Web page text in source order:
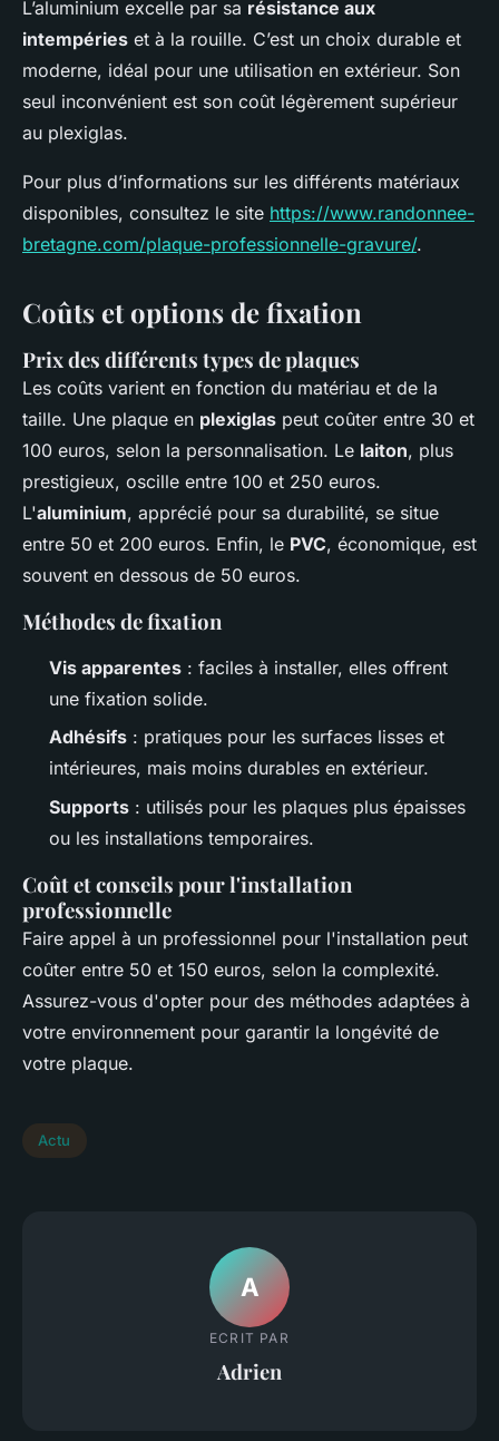
L’aluminium excelle par sa résistance aux
intempéries et à la rouille. C’est un choix durable et
moderne, idéal pour une utilisation en extérieur. Son
seul inconvénient est son coût légèrement supérieur
au plexiglas.
Pour plus d’informations sur les différents matériaux
disponibles, consultez le site https://www.randonnee-
bretagne.com/plaque-professionnelle-gravure/.
Coûts et options de fixation
Prix des différents types de plaques
Les coûts varient en fonction du matériau et de la
taille. Une plaque en plexiglas peut coûter entre 30 et
100 euros, selon la personnalisation. Le laiton, plus
prestigieux, oscille entre 100 et 250 euros.
L'aluminium, apprécié pour sa durabilité, se situe
entre 50 et 200 euros. Enfin, le PVC, économique, est
souvent en dessous de 50 euros.
Méthodes de fixation
Vis apparentes : faciles à installer, elles offrent
une fixation solide.
Adhésifs : pratiques pour les surfaces lisses et
intérieures, mais moins durables en extérieur.
Supports : utilisés pour les plaques plus épaisses
ou les installations temporaires.
Coût et conseils pour l'installation
professionnelle
Faire appel à un professionnel pour l'installation peut
coûter entre 50 et 150 euros, selon la complexité.
Assurez-vous d'opter pour des méthodes adaptées à
votre environnement pour garantir la longévité de
votre plaque.
Actu
A
ECRIT PAR
Adrien